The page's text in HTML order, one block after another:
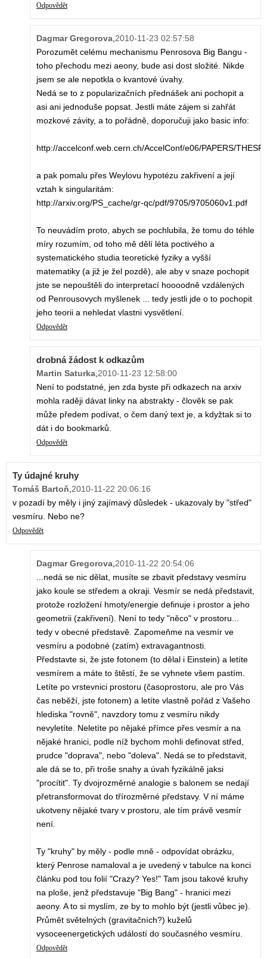
Odpovědět
Dagmar Gregorova 2010-11-23 02:57:58
Porozumět celému mechanismu Penrosova Big Bangu -
toho přechodu mezi aeony, bude asi dost složité. Nikde
jsem se ale nepotkla o kvantové úvahy.
Nedá se to z popularizačních přednášek ani pochopit a
asi ani jednoduše popsat. Jestli máte zájem si zahřát
mozkové závity, a to pořádně, doporučuji jako basic info:
http://accelconf.web.cern.ch/AccelConf/e06/PAPERS/
a pak pomalu přes Weylovu hypotézu zakřivení a její
vztah k singularitám:
http://arxiv.org/PS_cache/gr-qc/pdf/9705/9705060v1.pdf
To neuvádím proto, abych se pochlubila, že tomu do téhle
míry rozumím, od toho mě dělí léta poctivého a
systematického studia teoretické fyziky a vyšší
matematiky (a již je žel pozdě), ale aby v snaze pochopit
jste se nepouštěli do interpretací hoooodně vzdálených
od Penrousovych myšlenek ... tedy jestli jde o to pochopit
jeho teorii a nehledat vlastni vysvětlení.
Odpovědět
drobná žádost k odkazům
Martin Saturka 2010-11-23 12:58:00
Není to podstatné, jen zda byste při odkazech na arxiv
mohla raději dávat linky na abstrakty - člověk se pak
může předem podívat, o čem daný text je, a kdyžtak si to
dát i do bookmarků.
Odpovědět
Ty údajné kruhy
Tomáš Bartoň 2010-11-22 20:06:16
v pozadí by měly i jiný zajímavý důsledek - ukazovaly by "střed"
vesmíru. Nebo ne?
Odpovědět
Dagmar Gregorova 2010-11-22 20:54:06
...nedá se nic dělat, musíte se zbavit představy vesmíru
jako koule se středem a okraji. Vesmír se nedá představit,
protože rozložení hmoty/energie definuje i prostor a jeho
geometrii (zakřivení). Není to tedy "něco" v prostoru...
tedy v obecné představě. Zapomeňme na vesmír ve
vesmíru a podobné (zatím) extravagantnosti.
Představte si, že jste fotonem (to dělal i Einstein) a letíte
vesmírem a máte to štěstí, že se vyhnete všem pastím.
Letíte po vrstevnici prostoru (časoprostoru, ale pro Vás
čas neběží, jste fotonem) a letíte vlastně pořád z Vašeho
hlediska "rovně", navzdory tomu z vesmíru nikdy
nevyletíte. Neletíte po nějaké přímce přes vesmír a na
nějaké hranici, podle níž bychom mohli definovat střed,
prudce "doprava", nebo "doleva". Nedá se to představit,
ale dá se to, při troše snahy a úvah fyzikálně jaksi
"procítit". Ty dvojrozměrné analogie s balonem se nedají
přetransformovat do třírozměrné představy. V ní máme
ukotveny nějaké tvary v prostoru, ale tím právě vesmír
není.
Ty "kruhy" by měly - podle mně - odpovídat obrázku,
který Penrose namaloval a je uvedený v tabulce na konci
článku pod tou folií "Crazy? Yes!" Tam jsou takové kruhy
na ploše, jenž představuje "Big Bang" - hranici mezi
aeony. A to si myslím, ze by to mohlo být (jestli vůbec je).
Průmět světelných (gravitačních?) kuželů
vysoceenergetických událostí do současného vesmíru.
Odpovědět